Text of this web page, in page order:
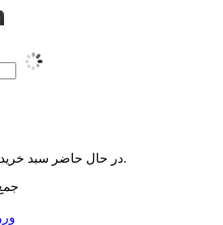
در حال حاضر سبد خرید شما خالی می‌باشد.